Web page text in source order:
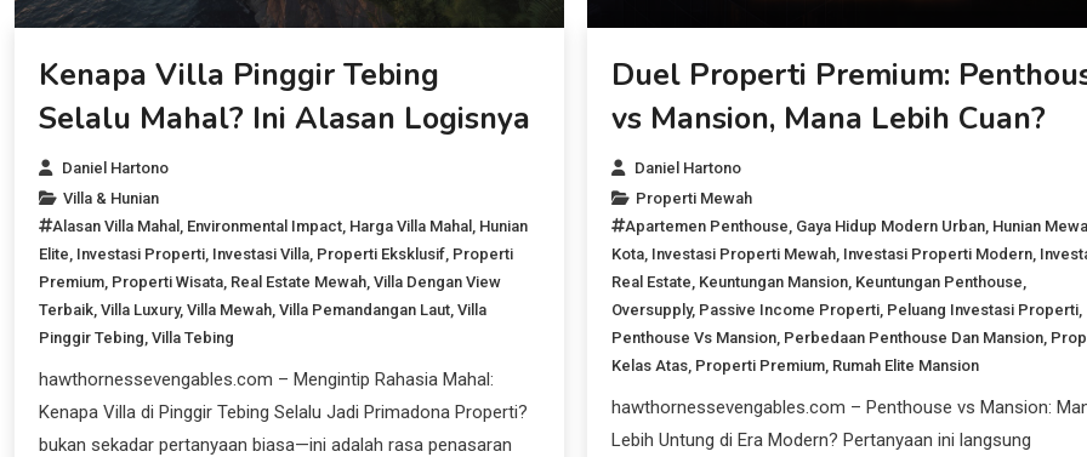
Kenapa Villa Pinggir Tebing
Selalu Mahal? Ini Alasan Logisnya
Daniel Hartono
Villa & Hunian
Alasan Villa Mahal
Environmental Impact Harga Villa Mahal
Hunian
Elite Investasi Properti Investasi Villa Properti Eksklusif Properti
Premium Properti Wisata Real Estate Mewah ,Villa Dengan View
Terbaik ,Villa Luxury,Villa Mewah ,Villa Pemandangan Laut ,Villa
Pinggir Tebing ,Villa Tebing
hawthornessevengables.com – Mengintip Rahasia Mahal:
Kenapa Villa di Pinggir Tebing Selalu Jadi Primadona Properti?
bukan sekadar pertanyaan biasa—ini adalah rasa penasaran
Duel Properti Premium:
vs Mansion, Mana Lebih Cuan?
Daniel Hartono
Properti Mewah
Apartemen Penthouse Gaya Hidup Modern Urban, Hunian
Kota, Investasi Properti Mewah, Investasi Properti Modern,
Real Estate Keuntungan Mansion, Keuntungan Penthouse
Oversupply, Passive Income Properti, Peluang Investasi Properti,
Penthouse Vs Mansion, Perbedaan Penthouse Dan Mansion,
Kelas Atas, Properti Premium, Rumah Elite Mansion
hawthornessevengables.com – Penthouse vs Mansion:
Lebih Untung di Era Modern? Pertanyaan ini langsung